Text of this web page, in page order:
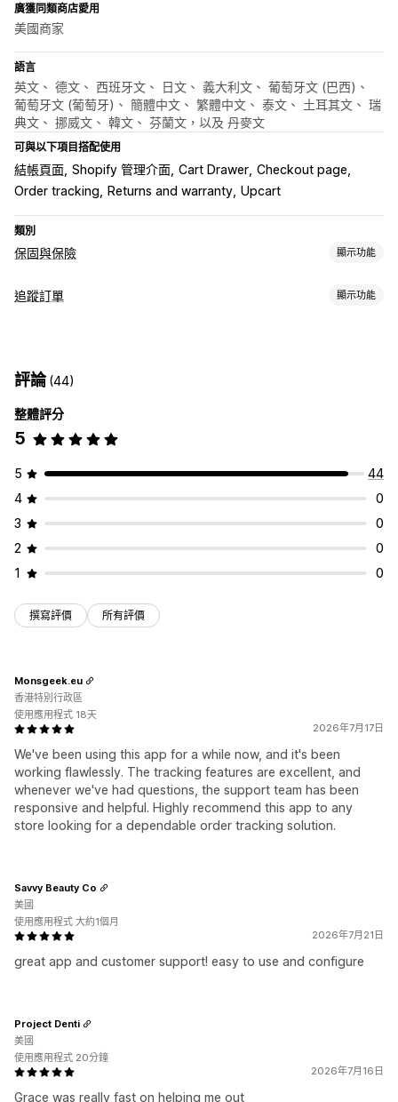
廣獲同類商店愛用
美國商家
語言
英文、 德文、 西班牙文、 日文、 義大利文、 葡萄牙文 (巴西)、
葡萄牙文 (葡萄牙)、 簡體中文、 繁體中文、 泰文、 土耳其文、 瑞
典文、 挪威文、 韓文、 芬蘭文，以及 丹麥文
可與以下項目搭配使用
結帳頁面 Shopify 管理介面 Cart Drawer Checkout page
Order tracking
Returns and warranty Upcart
類別
保固與保險 顯示功能
保障類型
選擇加入體驗
保障確認
自動處理 自訂政策 追蹤
追蹤訂單 顯示功能
預估配送日期
隱藏貨運業者
通知
評論(44)
整體評分
5
5
44
4
0
3
0
2
0
1
0
撰寫評價 所有評價
2026年7月17日
We've been using this app for a while now, and it's been
working flawlessly. The tracking features are excellent, and
whenever we've had questions, the support team has been
responsive and helpful. Highly recommend this app to any
store looking for a dependable order tracking solution.
Monsgeek.eu
香港特別行政區
使用應用程式 18天
2026年7月21日
great app and customer support! easy to use and configure
Savvy Beauty Co
美國
使用應用程式 大約1個月
2026年7月16日
Grace was really fast on helping me out
Project Denti
美國
使用應用程式 20分鐘